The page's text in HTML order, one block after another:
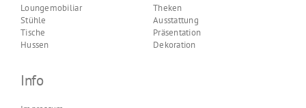
Loungemobiliar
Stühle
Tische
Hussen
Theken
Ausstattung
Präsentation
Dekoration
Info